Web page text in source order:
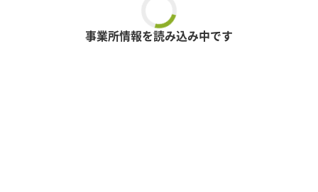
事業所情報を読み込み中です